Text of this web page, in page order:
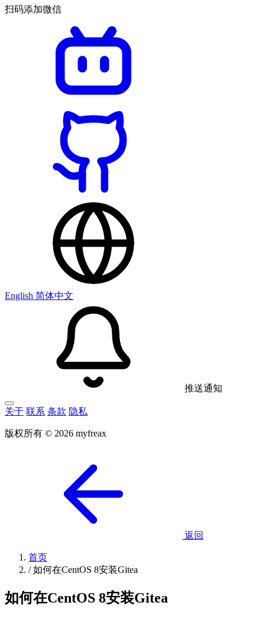
扫码添加微信
English 简体中文
推送通知
关于 联系 条款 隐私
版权所有 © 2026 myfreax
返回
首页
/ 如何在CentOS 8安装Gitea
如何在CentOS 8安装Gitea